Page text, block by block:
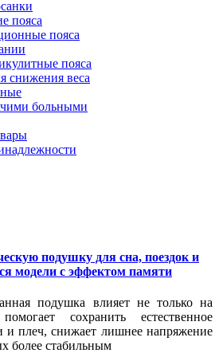
пояса
пояса
пояса
снижения веса
больными
подушку для сна, поездок и
модели с эффектом памяти
подушка влияет не только на
сохранить естественное
плеч, снижает лишнее напряжение
более стабильным